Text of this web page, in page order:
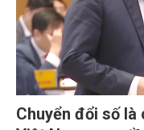
Chuyển đổi số